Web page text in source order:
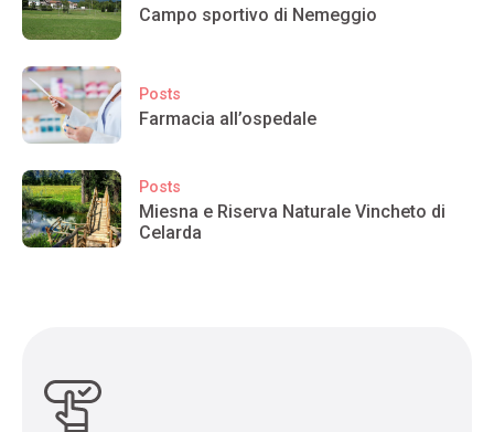
Campo sportivo di Nemeggio
Posts
Farmacia all’ospedale
Posts
Miesna e Riserva Naturale Vincheto di
Celarda